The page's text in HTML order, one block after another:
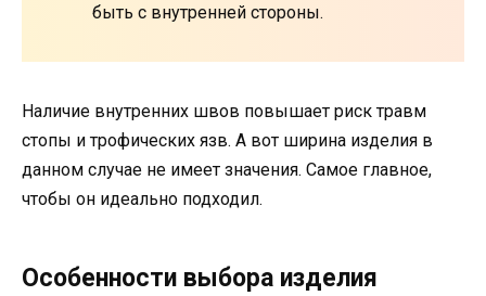
быть с внутренней стороны.
Наличие внутренних швов повышает риск травм
стопы и трофических язв. А вот ширина изделия в
данном случае не имеет значения. Самое главное,
чтобы он идеально подходил.
Особенности выбора изделия